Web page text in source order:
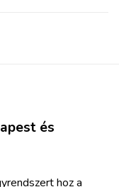
és
hoz a